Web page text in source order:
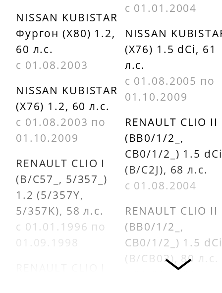
NISSAN KUBISTAR
Фургон (X80) 1.2,
60 л.с.
с 01.08.2003
NISSAN KUBISTAR
(X76) 1.2, 60 л.с.
с 01.08.2003 по
01.10.2009
RENAULT CLIO I
(B/C57_, 5/357_)
1.2 (5/357Y,
5/357K), 58 л.с.
с 01.01.1996 по
01.09.1998
с 01.01.2004
NISSAN
(X76) 1.5 dCi, 61
л.с.
с 01.08.2005 по
01.10.2009
RENAULT CLIO II
(BB0/1/2_,
CB0/1/2_) 1.5 dCi
(B/C2J), 68 л.с.
с 01.08.2004
RENAULT CLIO II
(BB0/1/2_,
CB0/1/2_) 1.5 dCi
(B/CB03), 80 л.с.
с 01.06.2001 по